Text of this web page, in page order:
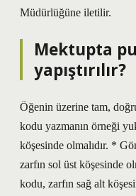
Müdürlüğüne iletilir.
Mektupta
yapıştırılır?
Öğenin üzerine tam,
kodu yazmanın örneği
köşesinde olmalıdır. *
zarfın sol üst köşesinde
kodu, zarfın sağ alt